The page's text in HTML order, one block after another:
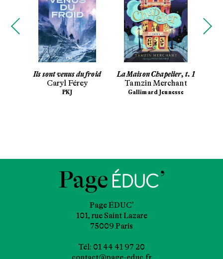
Ils sont venus du froid
Caryl Férey
PKJ
La Maison Chapelier, t. 1
Tamzin Merchant
Gallimard Jeunesse
Page ÉDUC’
101, rue Saint Lazare
75009 Paris
Tél: 01 44 41 97 20